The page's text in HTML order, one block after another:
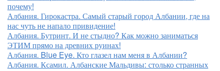
почему!
Албания. Гирокастра. Самый старый город Албании, где на
нас чуть не напало привидение!
Албания. Бутринт. И не стыдно? Как можно заниматься
ЭТИМ прямо на древних руинах!
Албания. Blue Eye. Кто глазел нам меня в Албании?
Албания. Ксамил. Албанские Мальдивы: столько странных